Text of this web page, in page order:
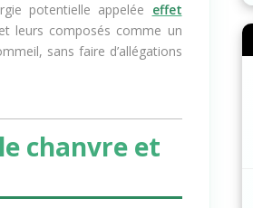
potentielle appelée effet
leurs composés comme un
sans faire d’allégations
chanvre et